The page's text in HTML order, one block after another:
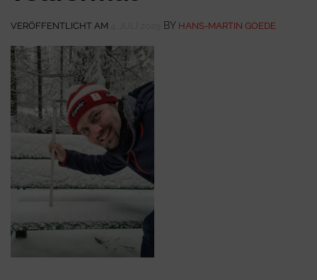
VERÖFFENTLICHT AM BY HANS-MARTIN GOEDE